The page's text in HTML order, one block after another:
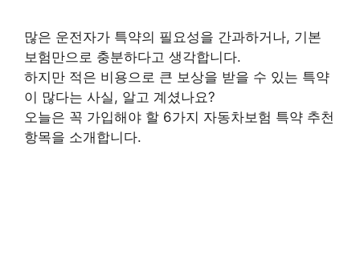
많은 운전자가 특약의 필요성을 간과하거나, 기본
보험만으로 충분하다고 생각합니다.
하지만 적은 비용으로 큰 보상을 받을 수 있는 특약
이 많다는 사실, 알고 계셨나요?
오늘은 꼭 가입해야 할 6가지 자동차보험 특약 추천
항목을 소개합니다.